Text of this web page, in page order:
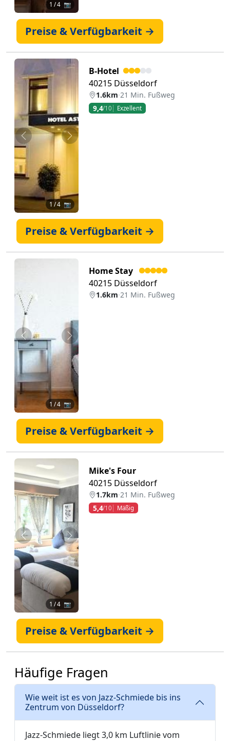
1 / 4 📷
Preise & Verfügbarkeit →
Zurück Weiter
1 / 4 📷
B-Hotel
40215 Düsseldorf
1.6km·21 Min. Fußweg
9,4/10 Exzellent
Preise & Verfügbarkeit →
Zurück Weiter
1 / 4 📷
Home Stay
40215 Düsseldorf
1.6km·21 Min. Fußweg
Preise & Verfügbarkeit →
Zurück Weiter
1 / 4 📷
Mike's Four
40215 Düsseldorf
1.7km·21 Min. Fußweg
5,4/10 Mäßig
Preise & Verfügbarkeit →
Häufige Fragen
Wie weit ist es von Jazz-Schmiede bis ins
Zentrum von Düsseldorf?
Jazz-Schmiede liegt 3,0 km Luftlinie vom